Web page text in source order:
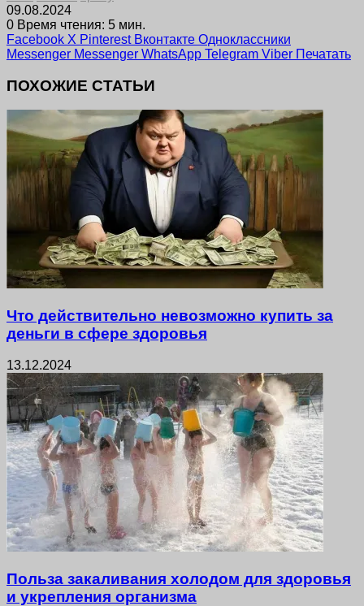
09.08.2024
0 Время чтения: 5 мин.
Facebook X Pinterest Вконтакте Одноклассники
Messenger Messenger WhatsApp Telegram Viber Печатать
ПОХОЖИЕ СТАТЬИ
Что действительно невозможно купить за
деньги в сфере здоровья
13.12.2024
Польза закаливания холодом для здоровья
и укрепления организма